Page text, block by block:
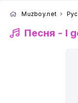
Muzboy.net
Песня - I